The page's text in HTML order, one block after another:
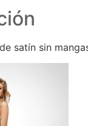
satín sin